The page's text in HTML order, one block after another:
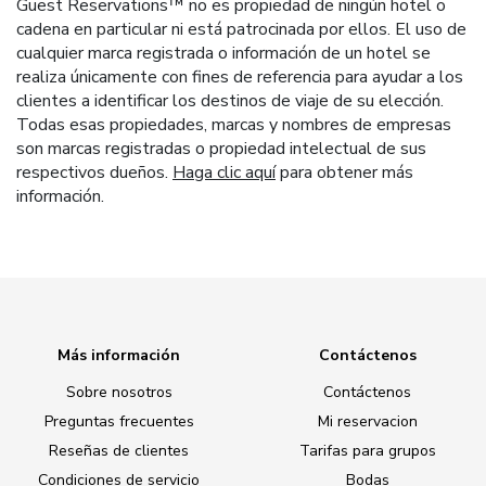
Guest Reservations™ no es propiedad de ningún hotel o
cadena en particular ni está patrocinada por ellos. El uso de
cualquier marca registrada o información de un hotel se
realiza únicamente con fines de referencia para ayudar a los
clientes a identificar los destinos de viaje de su elección.
Todas esas propiedades, marcas y nombres de empresas
son marcas registradas o propiedad intelectual de sus
respectivos dueños. Haga clic aquípara obtener más
información.
Más información
Sobre nosotros
Preguntas frecuentes
Reseñas de clientes
Condiciones de servicio
Contáctenos
Contáctenos
Mi reservacion
Tarifas para grupos
Bodas